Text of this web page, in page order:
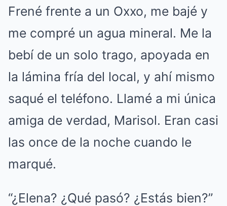
Frené frente a un Oxxo, me bajé y
me compré un agua mineral. Me la
bebí de un solo trago, apoyada en
la lámina fría del local, y ahí mismo
saqué el teléfono. Llamé a mi única
amiga de verdad, Marisol. Eran casi
las once de la noche cuando le
marqué.
“¿Elena? ¿Qué pasó? ¿Estás bien?”